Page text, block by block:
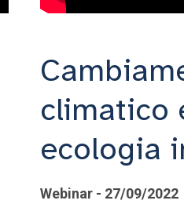
climatico
ecologia
Webinar - 27/09/2022